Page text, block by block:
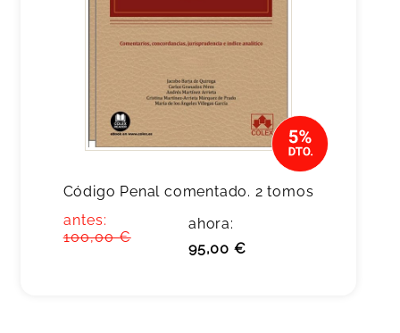
Código Penal comentado. 2 tomos
antes:
100,00 €
ahora:
95,00 €